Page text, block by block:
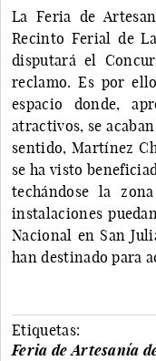
La Feria de
Recinto Ferial de
disputará el
reclamo. Es por
espacio donde,
atractivos, se
sentido, Martínez
se ha visto
techándose la
instalaciones
Nacional en San
han destinado para
Etiquetas:
Feria de Artesanía